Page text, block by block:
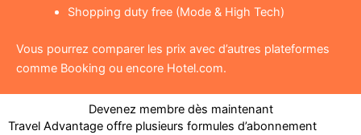
Shopping duty free (Mode & High Tech)
Vous pourrez comparer les prix avec d’autres plateformes
comme Booking ou encore Hotel.com.
Devenez membre dès maintenant
Travel Advantage offre plusieurs formules d’abonnement